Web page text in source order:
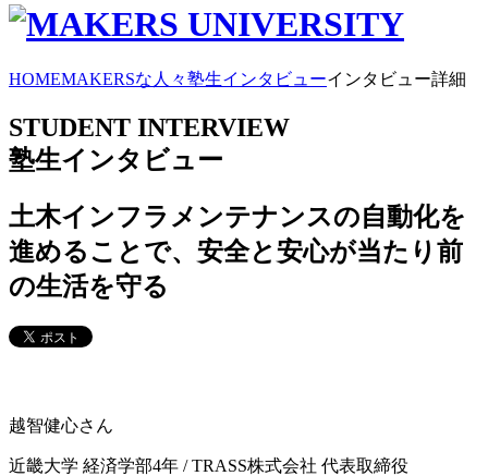
HOMEMAKERSな人々塾生インタビューインタビュー詳細
STUDENT INTERVIEW
塾生インタビュー
土木インフラメンテナンスの自動化を
進めることで、安全と安心が当たり前
の生活を守る
越智健心さん
近畿大学 経済学部4年 / TRASS株式会社 代表取締役